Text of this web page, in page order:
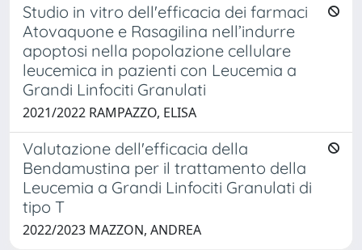
Studio in vitro dell'efficacia dei farmaci
Atovaquone e Rasagilina nell’indurre
apoptosi nella popolazione cellulare
leucemica in pazienti con Leucemia a
Grandi Linfociti Granulati
2021/2022 RAMPAZZO, ELISA
Valutazione dell'efficacia della
Bendamustina per il trattamento della
Leucemia a Grandi Linfociti Granulati di
tipo T
2022/2023 MAZZON, ANDREA